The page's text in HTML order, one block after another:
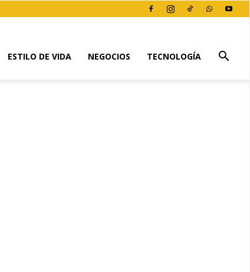
ESTILO DE VIDA NEGOCIOS TECNOLOGÍA